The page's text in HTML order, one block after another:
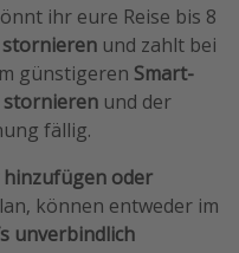
ihr eure Reise bis 8
und zahlt bei
günstigeren Smart-
stornieren und der
fällig.
hinzufügen oder
können entweder im
unverbindlich